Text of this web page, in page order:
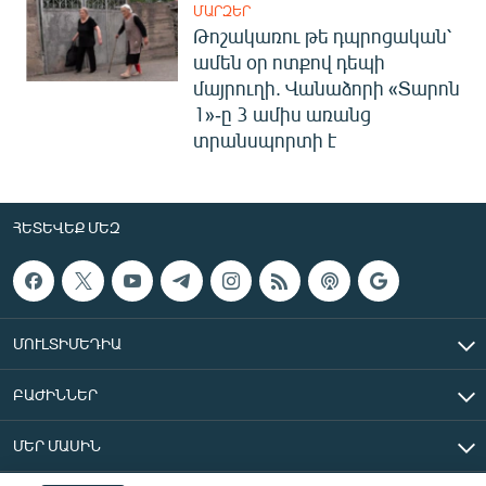
ՄԱՐԶԵՐ
Թոշակառու թե դպրոցական՝
ամեն օր ոտքով դեպի
մայրուղի. Վանաձորի «Տարոն
1»-ը 3 ամիս առանց
տրանսպորտի է
ՀԵՏԵՎԵՔ ՄԵԶ
ՄՈՒԼՏԻՄԵԴԻԱ
ԲԱԺԻՆՆԵՐ
ՄԵՐ ՄԱՍԻՆ